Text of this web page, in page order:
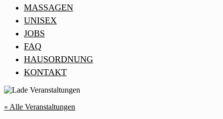
MASSAGEN
UNISEX
JOBS
FAQ
HAUSORDNUNG
KONTAKT
« Alle Veranstaltungen